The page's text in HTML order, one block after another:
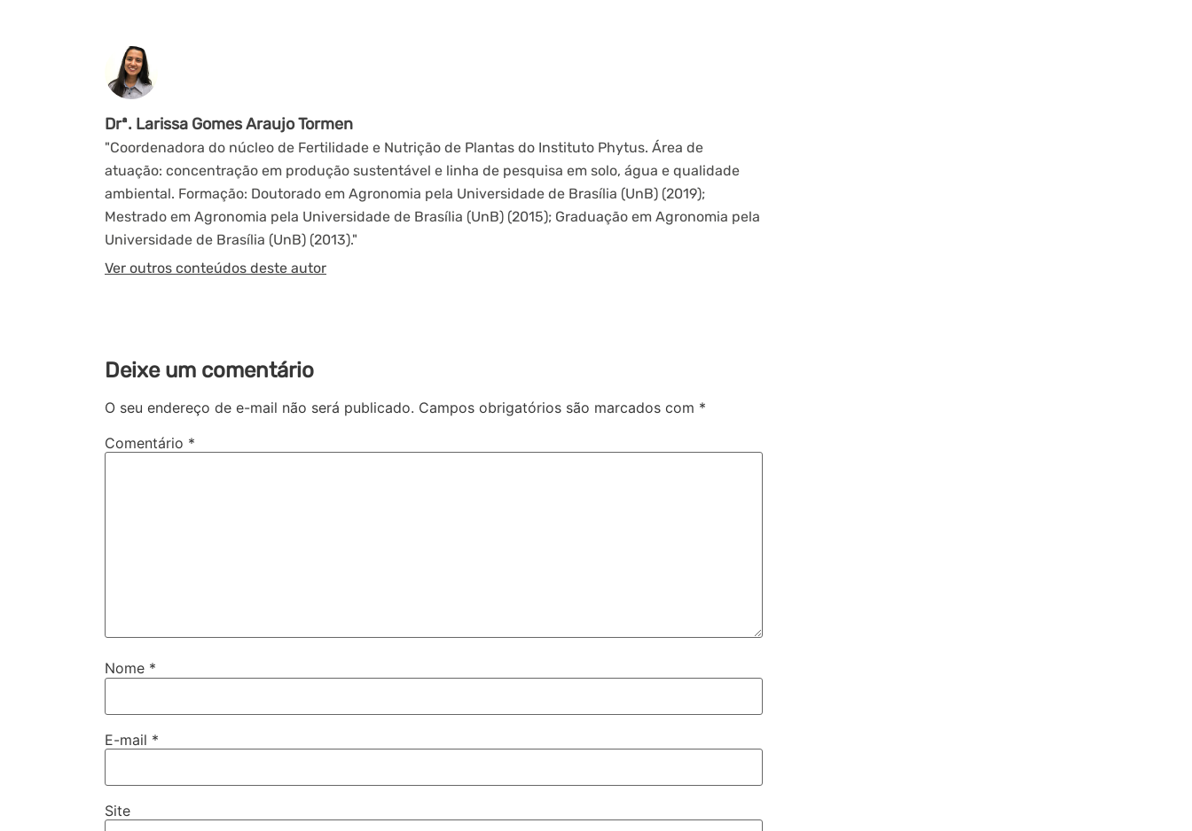
Drª. Larissa Gomes Araujo Tormen
"Coordenadora do núcleo de Fertilidade e Nutrição de Plantas do Instituto Phytus. Área de
atuação: concentração em produção sustentável e linha de pesquisa em solo, água e qualidade
ambiental. Formação: Doutorado em Agronomia pela Universidade de Brasília (UnB) (2019);
Mestrado em Agronomia pela Universidade de Brasília (UnB) (2015); Graduação em Agronomia pela
Universidade de Brasília (UnB) (2013)."
Ver outros conteúdos deste autor
Deixe um comentário
O seu endereço de e-mail não será publicado. Campos obrigatórios são marcados com *
Comentário *
Nome *
E-mail *
Site